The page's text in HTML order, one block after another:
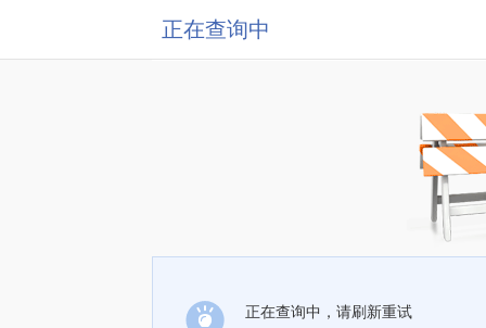
正在查询中
正在查询中，请刷新重试